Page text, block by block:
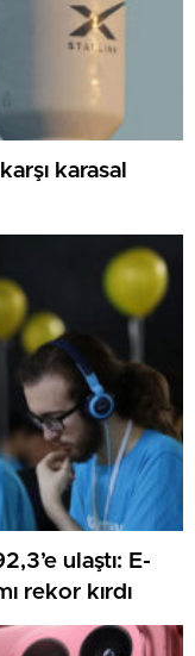
karasal
ulaştı: E-
rekor kırdı